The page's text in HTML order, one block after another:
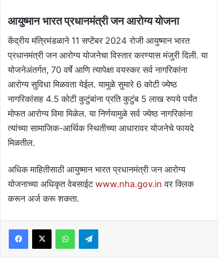
आयुष्मान भारत प्रधानमंत्री जन आरोग्य योजना
केंद्रीय मंत्रिमंडळाने 11 सप्टेंबर 2024 रोजी आयुष्मान भारत
प्रधानमंत्री जन आरोग्य योजनेचा विस्तार करण्यास मंजुरी दिली. या
योजनेअंतर्गत, 70 वर्षे आणि त्यापेक्षा वयस्कर सर्व नागरिकांना
आरोग्य सुविधा मिळवता येईल. यामुळे सुमारे 6 कोटी ज्येष्ठ
नागरिकांसह 4.5 कोटी कुटुंबांना प्रति कुटुंब 5 लाख रुपये पर्यंत
मोफत आरोग्य विमा मिळेल. या निर्णयामुळे सर्व ज्येष्ठ नागरिकांना
त्यांच्या सामाजिक-आर्थिक स्थितीच्या आधारावर योजनेचे फायदे
मिळतील.
अधिक माहितीसाठी आयुष्मान भारत प्रधानमंत्री जन आरोग्य
योजनाच्या अधिकृत वेबसाईटwww.nha.gov.in वर क्लिक
करून अर्ज करू शकता.
Facebook
X WhatsAppTelegram